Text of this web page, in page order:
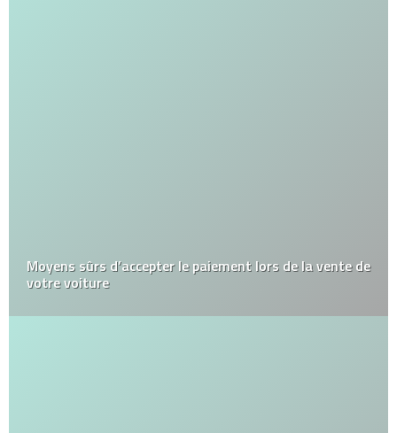
Moyens sûrs d’accepter le paiement lors de la vente de
votre voiture